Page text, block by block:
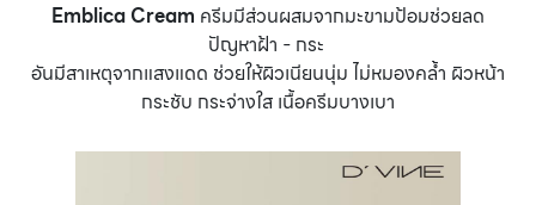
Emblica Cream ครีมมีส่วนผสมจากมะขามป้อมช่วยลด
ปัญหาฝ้า - กระ
อันมีสาเหตุจากแสงแดด ช่วยให้ผิวเนียนนุ่ม ไม่หมองคล้ำ ผิวหน้า
กระชับ กระจ่างใส เนื้อครีมบางเบา